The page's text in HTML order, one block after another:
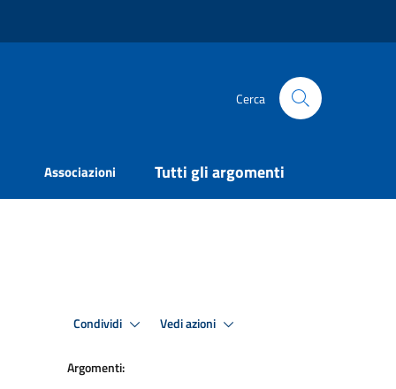
Cerca
Associazioni Tutti gli argomenti
Condividi Vedi azioni
Argomenti: